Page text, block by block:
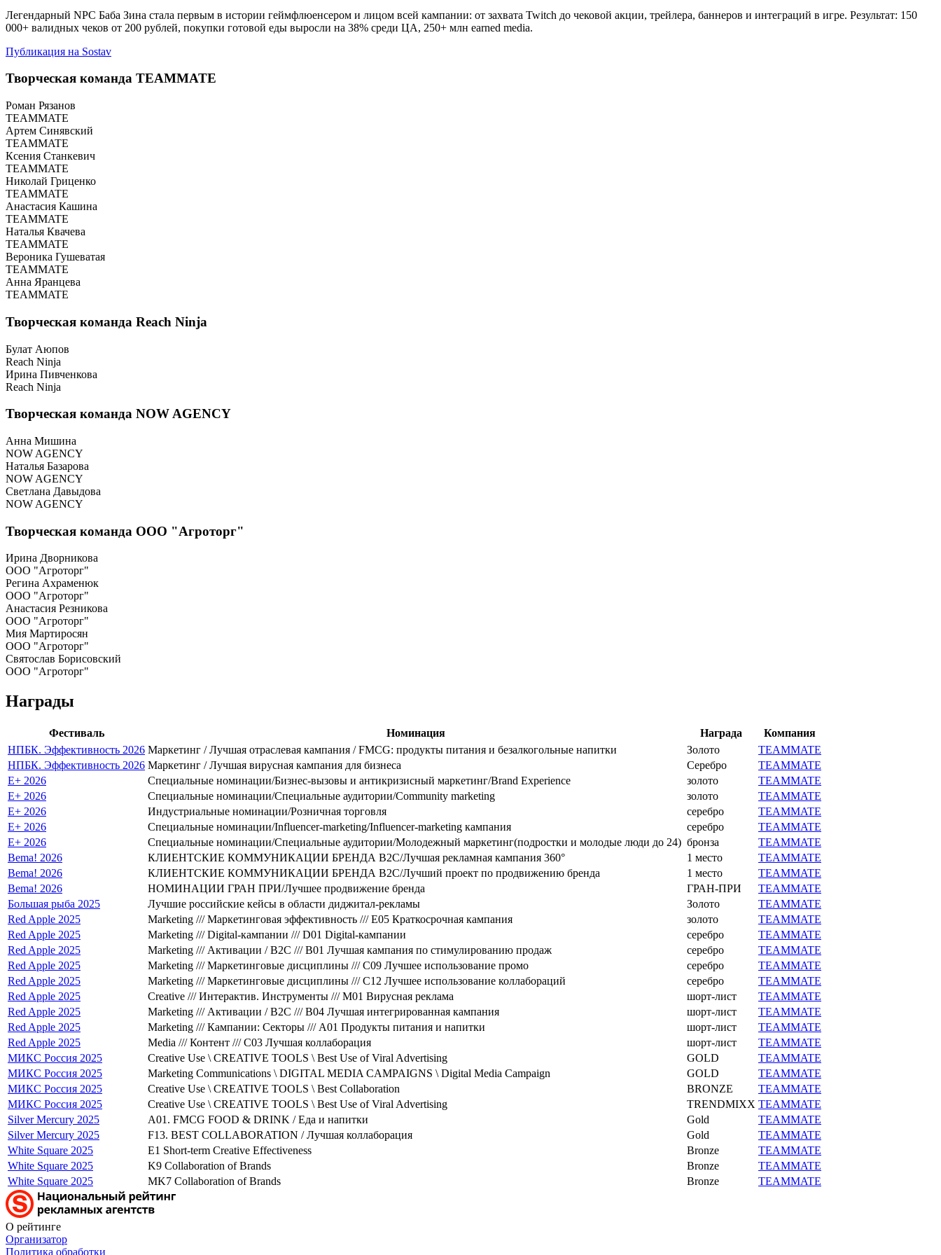
Легендарный NPC Баба Зина стала первым в истории геймфлюенсером и лицом всей кампании: от захвата Twitch до чековой акции, трейлера, баннеров и интеграций в игре. Результат: 150
000+ валидных чеков от 200 рублей, покупки готовой еды выросли на 38% среди ЦА, 250+ млн earned media.
Публикация на Sostav
Творческая команда TEAMMATE
Роман Рязанов
TEAMMATE
Артем Синявский
TEAMMATE
Ксения Станкевич
TEAMMATE
Николай Гриценко
TEAMMATE
Анастасия Кашина
TEAMMATE
Наталья Квачева
TEAMMATE
Вероника Гушеватая
TEAMMATE
Анна Яранцева
TEAMMATE
Творческая команда Reach Ninja
Булат Аюпов
Reach Ninja
Ирина Пивченкова
Reach Ninja
Творческая команда NOW AGENCY
Анна Мишина
NOW AGENCY
Наталья Базарова
NOW AGENCY
Светлана Давыдова
NOW AGENCY
Творческая команда ООО "Агроторг"
Ирина Дворникова
ООО "Агроторг"
Регина Ахраменюк
ООО "Агроторг"
Анастасия Резникова
ООО "Агроторг"
Мия Мартиросян
ООО "Агроторг"
Святослав Борисовский
ООО "Агроторг"
Награды
Фестиваль Номинация Награда
Компания
НПБК. Эффективность 2026 Маркетинг / Лучшая отраслевая кампания / FMCG: продукты питания и безалкогольные напитки Золото
TEAMMATE
НПБК. Эффективность 2026 Маркетинг / Лучшая вирусная кампания для бизнеса Серебро
TEAMMATE
E+ 2026
Специальные номинации/Бизнес-вызовы и антикризисный маркетинг/Brand Experience золото
TEAMMATE
E+ 2026
Специальные номинации/Специальные аудитории/Community marketing золото
TEAMMATE
E+ 2026
Индустриальные номинации/Розничная торговля серебро
TEAMMATE
E+ 2026
Специальные номинации/Influencer-marketing/Influencer-marketing кампания серебро
TEAMMATE
E+ 2026
Специальные номинации/Специальные аудитории/Молодежный маркетинг(подростки и молодые люди до 24) бронза
TEAMMATE
Bema! 2026
КЛИЕНТСКИЕ КОММУНИКАЦИИ БРЕНДА B2C/Лучшая рекламная кампания 360° 1 место
TEAMMATE
Bema! 2026
КЛИЕНТСКИЕ КОММУНИКАЦИИ БРЕНДА B2C/Лучший проект по продвижению бренда 1 место
TEAMMATE
Bema! 2026
НОМИНАЦИИ ГРАН ПРИ/Лучшее продвижение бренда ГРАН-ПРИ
TEAMMATE
Большая рыба 2025
Лучшие российские кейсы в области диджитал-рекламы Золото
TEAMMATE
Red Apple 2025
Marketing /// Маркетинговая эффективность /// E05 Краткосрочная кампания золото
TEAMMATE
Red Apple 2025
Marketing /// Digital-кампании /// D01 Digital-кампании серебро
TEAMMATE
Red Apple 2025
Marketing /// Активации / B2C /// B01 Лучшая кампания по стимулированию продаж серебро
TEAMMATE
Red Apple 2025
Marketing /// Маркетинговые дисциплины /// C09 Лучшее использование промо серебро
TEAMMATE
Red Apple 2025
Marketing /// Маркетинговые дисциплины /// C12 Лучшее использование коллабораций серебро
TEAMMATE
Red Apple 2025
Creative /// Интерактив. Инструменты /// M01 Вирусная реклама шорт-лист
TEAMMATE
Red Apple 2025
Marketing /// Активации / B2C /// B04 Лучшая интегрированная кампания шорт-лист
TEAMMATE
Red Apple 2025
Marketing /// Кампании: Секторы /// A01 Продукты питания и напитки шорт-лист
TEAMMATE
Red Apple 2025
Media /// Контент /// C03 Лучшая коллаборация шорт-лист
TEAMMATE
МИКС Россия 2025
Creative Use \ CREATIVE TOOLS \ Best Use of Viral Advertising GOLD
TEAMMATE
МИКС Россия 2025
Marketing Communications \ DIGITAL MEDIA CAMPAIGNS \ Digital Media Campaign GOLD
TEAMMATE
МИКС Россия 2025
Creative Use \ CREATIVE TOOLS \ Best Collaboration BRONZE
TEAMMATE
МИКС Россия 2025
Creative Use \ CREATIVE TOOLS \ Best Use of Viral Advertising TRENDMIXX TEAMMATE
Silver Mercury 2025
A01. FMCG FOOD & DRINK / Еда и напитки Gold
TEAMMATE
Silver Mercury 2025
F13. BEST COLLABORATION / Лучшая коллаборация Gold
TEAMMATE
White Square 2025
E1 Short-term Creative Effectiveness Bronze
TEAMMATE
White Square 2025
K9 Collaboration of Brands Bronze
TEAMMATE
White Square 2025
MK7 Collaboration of Brands Bronze TEAMMATE
О рейтинге
Организатор
Политика обработки